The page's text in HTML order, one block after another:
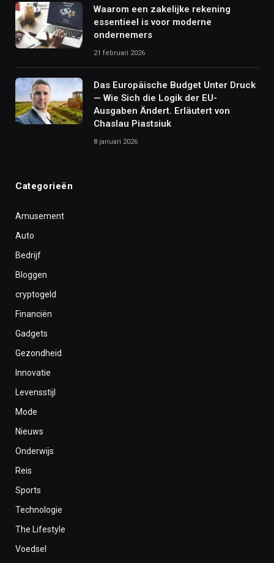
Waarom een zakelijke rekening
essentieel is voor moderne
ondernemers
21 februari 2026
Das Europäische Budget Unter Druck
— Wie Sich die Logik der EU-
Ausgaben Ändert. Erläutert von
Chaslau Piastsiuk
8 januari 2026
Categorieën
Amusement
Auto
Bedrijf
Bloggen
cryptogeld
Financiën
Gadgets
Gezondheid
Innovatie
Levensstijl
Mode
Nieuws
Onderwijs
Reis
Sports
Technologie
The Lifestyle
Voedsel